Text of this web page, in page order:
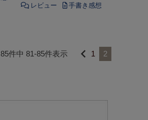
85件中 81-85件表示 1 2